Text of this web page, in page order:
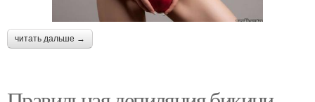
читать дальше →